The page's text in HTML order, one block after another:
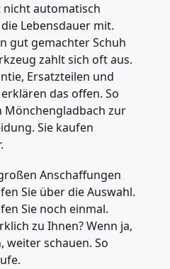
nicht automatisch
Lebensdauer mit.
gut gemachter Schuh
zahlt sich oft aus.
Ersatzteilen und
das offen. So
Mönchengladbach zur
Sie kaufen
Anschaffungen
Sie über die Auswahl.
Sie noch einmal.
zu Ihnen? Wenn ja,
weiter schauen. So